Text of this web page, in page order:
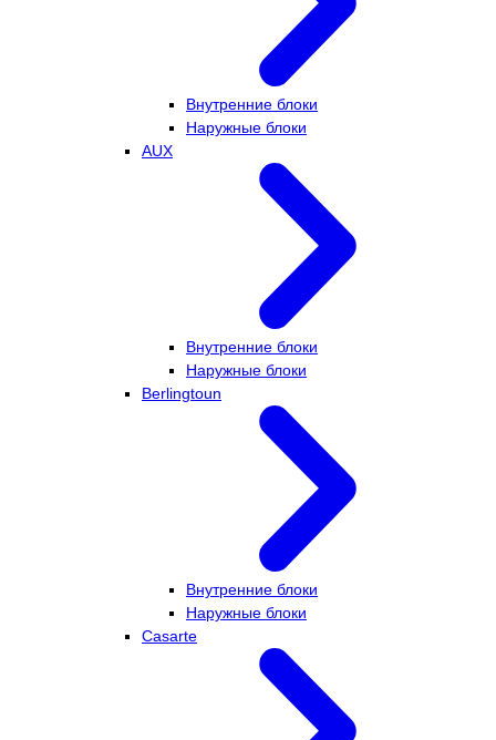
Внутренние блоки
Наружные блоки
AUX
Внутренние блоки
Наружные блоки
Berlingtoun
Внутренние блоки
Наружные блоки
Casarte